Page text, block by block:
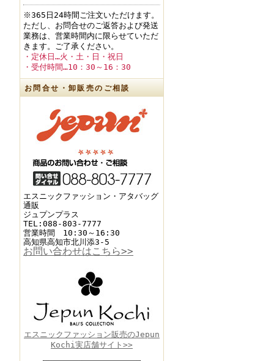
※365日24時間ご注文いただけます。
ただし、お問合せのご返答および発送
業務は、営業時間内に限らせていただ
きます。ご了承ください。
・定休日…火・土・日・祝日
・受付時間…10：30～16：30
お問合せ・卸販売のご相談
エスニックファッション・アタバッグ
通販
ジュプンプラス
TEL:088-803-7777
営業時間 10:30～16:30
高知県高知市北川添3-5
お問い合わせはこちら>>
エスニックファッション販売のJepun
Kochi実店舗サイト>>